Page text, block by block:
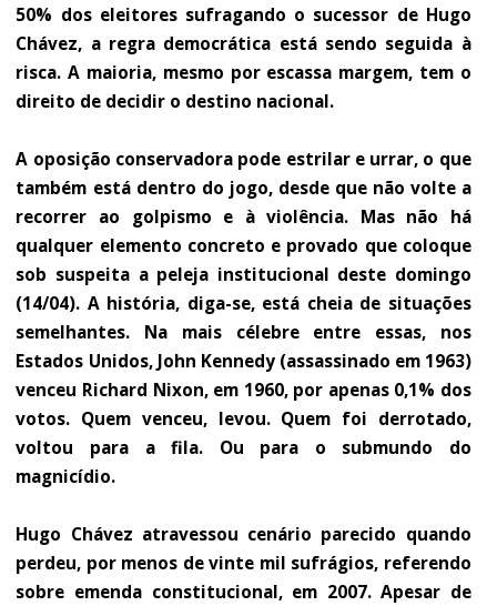
50% dos eleitores sufragando o sucessor de Hugo
Chávez, a regra democrática está sendo seguida à
risca. A maioria, mesmo por escassa margem, tem o
direito de decidir o destino nacional.
A oposição conservadora pode estrilar e urrar, o que
também está dentro do jogo, desde que não volte a
recorrer ao golpismo e à violência. Mas não há
qualquer elemento concreto e provado que coloque
sob suspeita a peleja institucional deste domingo
(14/04). A história, diga-se, está cheia de situações
semelhantes. Na mais célebre entre essas, nos
Estados Unidos, John Kennedy (assassinado em 1963)
venceu Richard Nixon, em 1960, por apenas 0,1% dos
votos. Quem venceu, levou. Quem foi derrotado,
voltou para a fila. Ou para o submundo do
magnicídio.
Hugo Chávez atravessou cenário parecido quando
perdeu, por menos de vinte mil sufrágios, referendo
sobre emenda constitucional, em 2007. Apesar de